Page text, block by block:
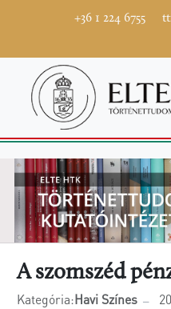
+36 1 224 6755
A szomszéd
Kategória:Havi Színes